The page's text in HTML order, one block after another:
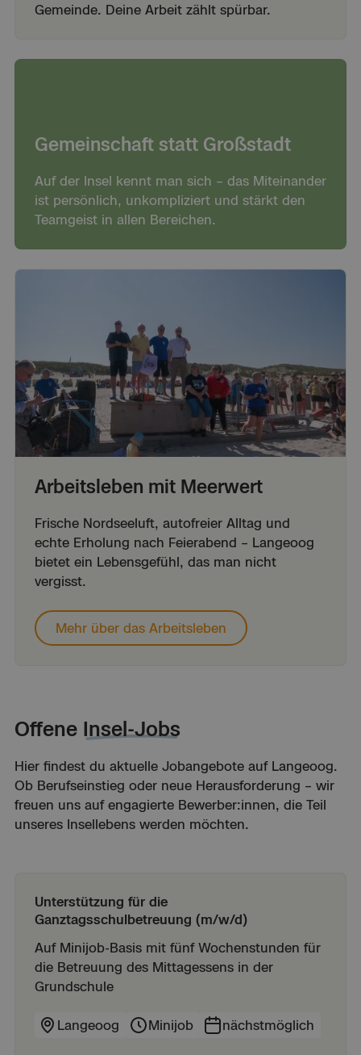
Gemeinde. Deine Arbeit zählt spürbar.
Gemeinschaft statt Großstadt
Auf der Insel kennt man sich – das Miteinander
ist persönlich, unkompliziert und stärkt den
Teamgeist in allen Bereichen.
Arbeitsleben mit Meerwert
Frische Nordseeluft, autofreier Alltag und
echte Erholung nach Feierabend – Langeoog
bietet ein Lebensgefühl, das man nicht
vergisst.
Mehr über das Arbeitsleben
Offene Insel-Jobs
Hier findest du aktuelle Jobangebote auf Langeoog.
Ob Berufseinstieg oder neue Herausforderung – wir
freuen uns auf engagierte Bewerber:innen, die Teil
unseres Insellebens werden möchten.
Unterstützung für die
Ganztagsschulbetreuung (m/w/d)
Auf Minijob-Basis mit fünf Wochenstunden für
die Betreuung des Mittagessens in der
Grundschule
Langeoog Minijob nächstmöglich